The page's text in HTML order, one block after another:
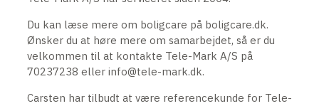
Du kan læse mere om boligcare på boligcare.dk.
Ønsker du at høre mere om samarbejdet, så er du
velkommen til at kontakte Tele-Mark A/S på
70237238 eller info@tele-mark.dk.
Carsten har tilbudt at være referencekunde for Tele-